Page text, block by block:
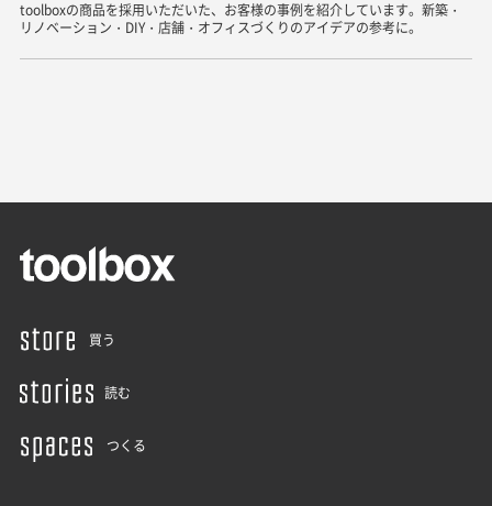
toolboxの商品を採用いただいた、お客様の事例を紹介しています。新築・
リノベーション・DIY・店舗・オフィスづくりのアイデアの参考に。
買う
読む
つくる